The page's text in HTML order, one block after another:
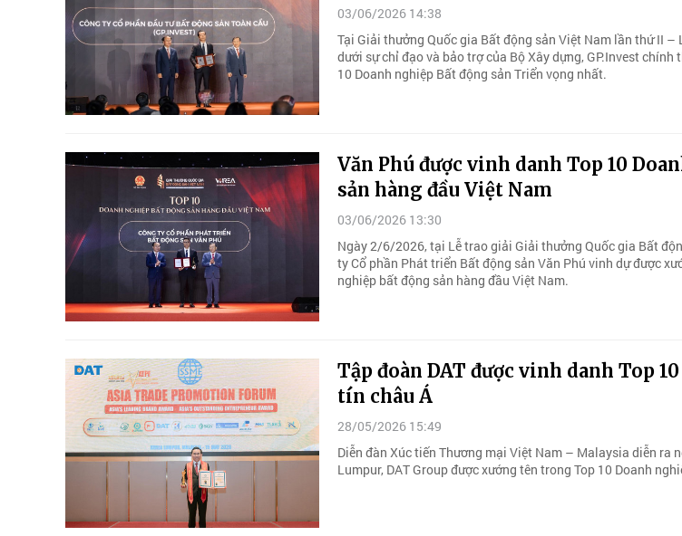
03/06/2026 14:38
Tại Giải thưởng Quốc gia Bất động sản Việt Nam lần thứ II –
dưới sự chỉ đạo và bảo trợ của Bộ Xây dựng, GP.Invest
10 Doanh nghiệp Bất động sản Triển vọng nhất.
Văn Phú được vinh danh Top 10
sản hàng đầu Việt Nam
03/06/2026 13:30
Ngày 2/6/2026, tại Lễ trao giải Giải thưởng Quốc gia Bất
ty Cổ phần Phát triển Bất động sản Văn Phú vinh dự được
nghiệp bất động sản hàng đầu Việt Nam.
Tập đoàn DAT được vinh danh Top
tín châu Á
28/05/2026 15:49
Diễn đàn Xúc tiến Thương mại Việt Nam – Malaysia diễn ra
Lumpur, DAT Group được xướng tên trong Top 10 Doanh